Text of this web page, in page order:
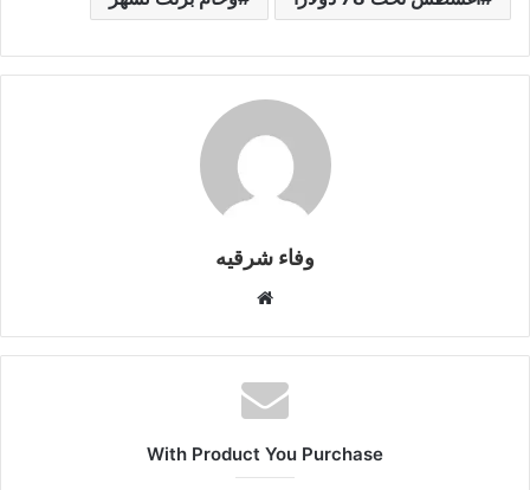
k
er
وفاء شرقيه
With Product You Purchase